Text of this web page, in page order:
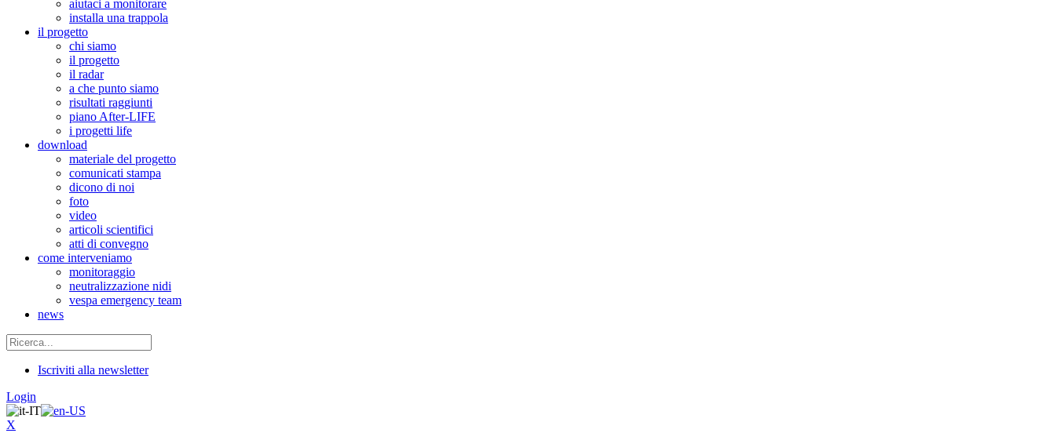
aiutaci a monitorare
installa una trappola
il progetto
chi siamo
il progetto
il radar
a che punto siamo
risultati raggiunti
piano After-LIFE
i progetti life
download
materiale del progetto
comunicati stampa
dicono di noi
foto
video
articoli scientifici
atti di convegno
come interveniamo
monitoraggio
neutralizzazione nidi
vespa emergency team
news
Iscriviti alla newsletter
Login
X